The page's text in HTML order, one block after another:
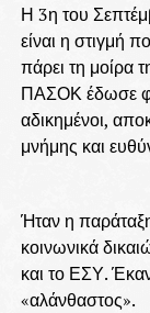
Η 3η του
είναι η στιγμή
πάρει τη μοίρα
ΠΑΣΟΚ έδωσε
αδικημένοι,
μνήμης και
Ήταν η
κοινωνικά
και το ΕΣΥ.
«αλάνθαστος».